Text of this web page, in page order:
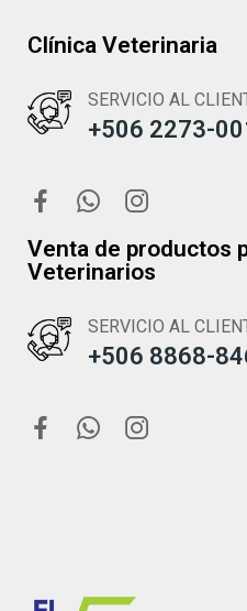
Clínica Veterinaria
SERVICIO AL
+506 2273-
Venta de productos
Veterinarios
SERVICIO AL
+506 8868-